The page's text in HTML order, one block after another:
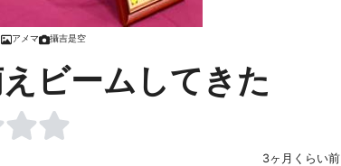
アメマ 攝吉是空
ビームしてきた
3ヶ月くらい前